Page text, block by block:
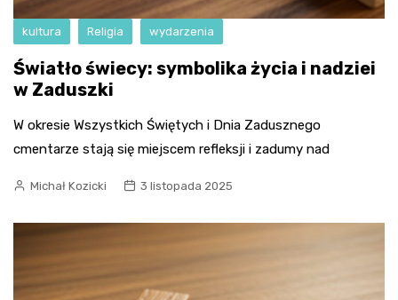
kultura Religia wydarzenia
Światło świecy: symbolika życia i nadziei
w Zaduszki
W okresie Wszystkich Świętych i Dnia Zadusznego
cmentarze stają się miejscem refleksji i zadumy nad
Michał Kozicki 3 listopada 2025